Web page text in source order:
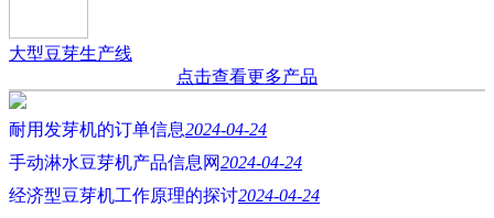
大型豆芽生产线
点击查看更多产品
耐用发芽机的订单信息2024-04-24
手动淋水豆芽机产品信息网2024-04-24
经济型豆芽机工作原理的探讨2024-04-24